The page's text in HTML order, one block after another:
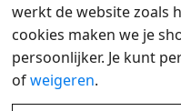
werkt de website zoals
cookies maken we je
persoonlijker. Je kunt
ofweigeren.